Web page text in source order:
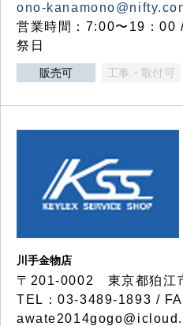
ono-
営業時間：7:00〜19：00
祭日
販売可 工事・取付可
川手金物店
〒201-0002 東京都狛江
TEL：03-3489-1893 /